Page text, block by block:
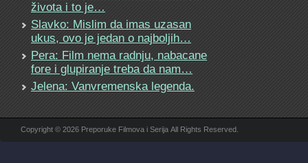
života i to je…
Slavko: Mislim da imas uzasan
ukus, ovo je jedan o najboljih…
Pera: Film nema radnju, nabacane
fore i glupiranje treba da nam…
Jelena: Vanvremenska legenda.
Copyright © 2026 Preporuke Filmova i Serija All Rights Reserved.